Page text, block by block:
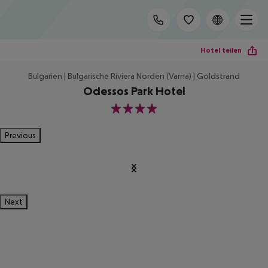
Hotel teilen
Bulgarien | Bulgarische Riviera Norden (Varna) | Goldstrand
Odessos Park Hotel
4
Previous
Next